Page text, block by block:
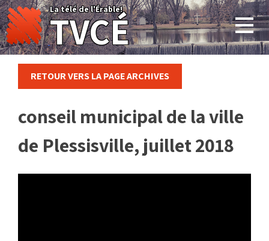
Skip
to
content
La télé de l'Érable!
TVCÉ
RETOUR VERS LA PAGE ARCHIVES
conseil municipal de la ville
de Plessisville, juillet 2018